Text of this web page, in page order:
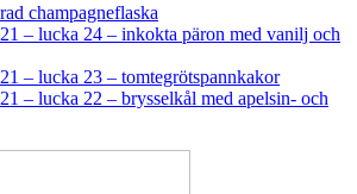
champagneflaska
– lucka 24 – inkokta päron med vanilj och
– lucka 23 – tomtegrötspannkakor
– lucka 22 – brysselkål med apelsin- och